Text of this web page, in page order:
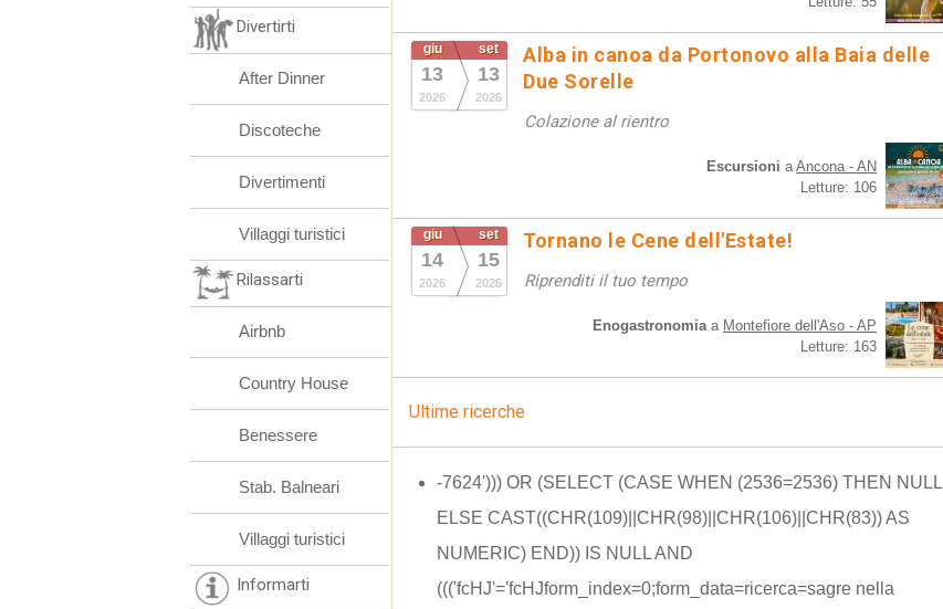
giu
13
2026
set
13
2026
Alba in canoa da Portonovo alla Baia delle
Due Sorelle
Colazione al rientro
Escursioni aAncona - AN
Letture: 106
giu
14
2026
set
15
2026
Tornano le Cene dell'Estate!
Riprenditi il tuo tempo
Enogastronomiaa Montefiore dell'Aso - AP
Letture: 163
Ultime ricerche
-7624'))) OR (SELECT (CASE WHEN (2536=2536) THEN NULL
ELSE CAST((CHR(109)||CHR(98)||CHR(106)||CHR(83)) AS
NUMERIC) END)) IS NULL AND
((('fcHJ'='fcHJform_index=0;form_data=ricerca=sagre nella
Divertirti
After Dinner
Discoteche
Divertimenti
Villaggi turistici
Rilassarti
Airbnb
Country House
Benessere
Stab. Balneari
Villaggi turistici
Informarti